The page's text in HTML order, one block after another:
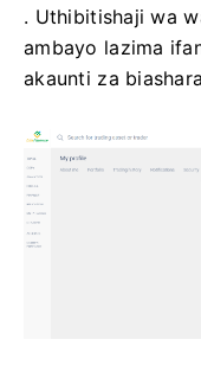
. Uthibitishaji wa
ambayo lazima
akaunti za